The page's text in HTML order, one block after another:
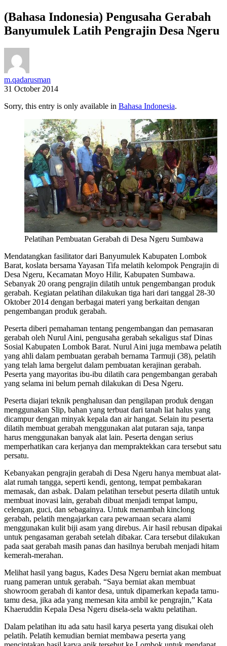
(Bahasa Indonesia) Pengusaha Gerabah
Banyumulek Latih Pengrajin Desa Ngeru
m.qadarusman
31 October 2014
Sorry, this entry is only available in Bahasa Indonesia.
Pelatihan Pembuatan Gerabah di Desa Ngeru Sumbawa
Mendatangkan fasilitator dari Banyumulek Kabupaten Lombok
Barat, koslata bersama Yayasan Tifa melatih kelompok Pengrajin di
Desa Ngeru, Kecamatan Moyo Hilir, Kabupaten Sumbawa.
Sebanyak 20 orang pengrajin dilatih untuk pengembangan produk
gerabah. Kegiatan pelatihan dilakukan tiga hari dari tanggal 28-30
Oktober 2014 dengan berbagai materi yang berkaitan dengan
pengembangan produk gerabah.
Peserta diberi pemahaman tentang pengembangan dan pemasaran
gerabah oleh Nurul Aini, pengusaha gerabah sekaligus staf Dinas
Sosial Kabupaten Lombok Barat. Nurul Aini juga membawa pelatih
yang ahli dalam pembuatan gerabah bernama Tarmuji (38), pelatih
yang telah lama bergelut dalam pembuatan kerajinan gerabah.
Peserta yang mayoritas ibu-ibu dilatih cara pengembangan gerabah
yang selama ini belum pernah dilakukan di Desa Ngeru.
Peserta diajari teknik penghalusan dan pengilapan produk dengan
menggunakan Slip, bahan yang terbuat dari tanah liat halus yang
dicampur dengan minyak kepala dan air hangat. Selain itu peserta
dilatih membuat gerabah menggunakan alat putaran saja, tanpa
harus menggunakan banyak alat lain. Peserta dengan serius
memperhatikan cara kerjanya dan mempraktekkan cara tersebut satu
persatu.
Kebanyakan pengrajin gerabah di Desa Ngeru hanya membuat alat-
alat rumah tangga, seperti kendi, gentong, tempat pembakaran
memasak, dan asbak. Dalam pelatihan tersebut peserta dilatih untuk
membuat inovasi lain, gerabah dibuat menjadi tempat lampu,
celengan, guci, dan sebagainya. Untuk menambah kinclong
gerabah, pelatih mengajarkan cara pewarnaan secara alami
menggunakan kulit biji asam yang direbus. Air hasil rebusan dipakai
untuk pengasaman gerabah setelah dibakar. Cara tersebut dilakukan
pada saat gerabah masih panas dan hasilnya berubah menjadi hitam
kemerah-merahan.
Melihat hasil yang bagus, Kades Desa Ngeru berniat akan membuat
ruang pameran untuk gerabah. “Saya berniat akan membuat
showroom gerabah di kantor desa, untuk dipamerkan kepada tamu-
tamu desa, jika ada yang memesan kita ambil ke pengrajin,” Kata
Khaeruddin Kepala Desa Ngeru disela-sela waktu pelatihan.
Dalam pelatihan itu ada satu hasil karya peserta yang disukai oleh
pelatih. Pelatih kemudian berniat membawa peserta yang